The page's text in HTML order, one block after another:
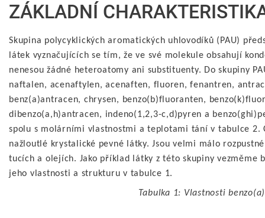
ZÁKLADNÍ
Skupina polycyklických aromatických uhlovodíků (PAU)
látek vyznačujících se tím, že ve své molekule obsahují
nenesou žádné heteroatomy ani substituenty. Do skupiny
naftalen, acenaftylen, acenaften, fluoren, fenantren,
benz(a)antracen, chrysen, benzo(b)fluoranten,
dibenzo(a,h)antracen, indeno(1,2,3-c,d)pyren a
spolu s molárními vlastnostmi a teplotami tání v tabulce 2.
nažloutlé krystalické pevné látky. Jsou velmi málo
tucích a olejích. Jako příklad látky z této skupiny vezměme
jeho vlastnosti a strukturu v tabulce 1.
Tabulka 1: Vlastnosti